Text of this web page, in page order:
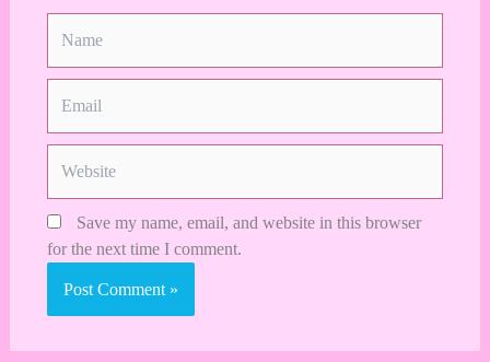
Save my name, email, and website in this browser
for the next time I comment.